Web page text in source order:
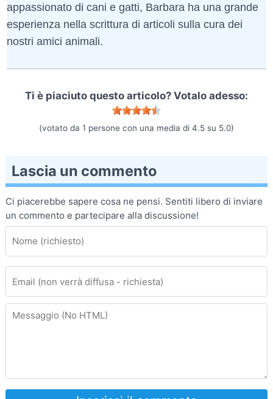
appassionato di cani e gatti, Barbara ha una grande
esperienza nella scrittura di articoli sulla cura dei
nostri amici animali.
Ti è piaciuto questo articolo? Votalo adesso:
(votato da 1 persone con una media di 4.5 su 5.0)
Lascia un commento
Ci piacerebbe sapere cosa ne pensi. Sentiti libero di inviare
un commento e partecipare alla discussione!